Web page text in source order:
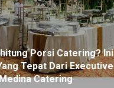
Porsi Catering? Ini
Tepat Dari Executive
Catering